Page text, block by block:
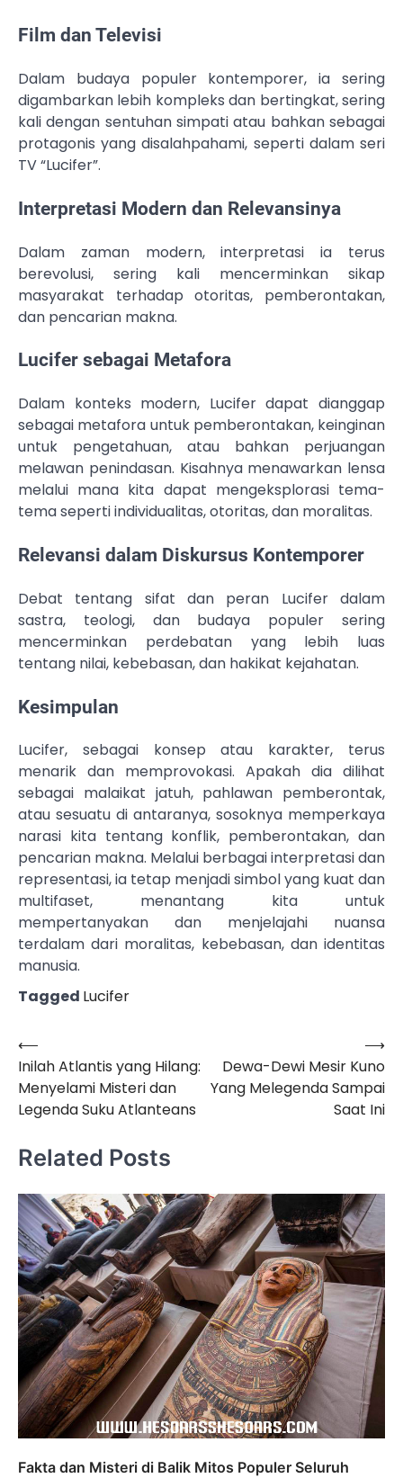
Film dan Televisi
Dalam budaya populer kontemporer, ia sering
digambarkan lebih kompleks dan bertingkat, sering
kali dengan sentuhan simpati atau bahkan sebagai
protagonis yang disalahpahami, seperti dalam seri
TV “Lucifer”.
Interpretasi Modern dan Relevansinya
Dalam zaman modern, interpretasi ia terus
berevolusi, sering kali mencerminkan sikap
masyarakat terhadap otoritas, pemberontakan,
dan pencarian makna.
Lucifer sebagai Metafora
Dalam konteks modern, Lucifer dapat dianggap
sebagai metafora untuk pemberontakan, keinginan
untuk pengetahuan, atau bahkan perjuangan
melawan penindasan. Kisahnya menawarkan lensa
melalui mana kita dapat mengeksplorasi tema-
tema seperti individualitas, otoritas, dan moralitas.
Relevansi dalam Diskursus Kontemporer
Debat tentang sifat dan peran Lucifer dalam
sastra, teologi, dan budaya populer sering
mencerminkan perdebatan yang lebih luas
tentang nilai, kebebasan, dan hakikat kejahatan.
Kesimpulan
Lucifer, sebagai konsep atau karakter, terus
menarik dan memprovokasi. Apakah dia dilihat
sebagai malaikat jatuh, pahlawan pemberontak,
atau sesuatu di antaranya, sosoknya memperkaya
narasi kita tentang konflik, pemberontakan, dan
pencarian makna. Melalui berbagai interpretasi dan
representasi, ia tetap menjadi simbol yang kuat dan
multifaset, menantang kita untuk
mempertanyakan dan menjelajahi nuansa
terdalam dari moralitas, kebebasan, dan identitas
manusia.
Tagged Lucifer
Post
navigation
⟵
Inilah Atlantis yang Hilang:
Menyelami Misteri dan
Legenda Suku Atlanteans
Dewa-Dewi Mesir Kuno
Yang Melegenda Sampai
Saat Ini
⟶
Related Posts
Fakta dan Misteri di Balik Mitos Populer Seluruh